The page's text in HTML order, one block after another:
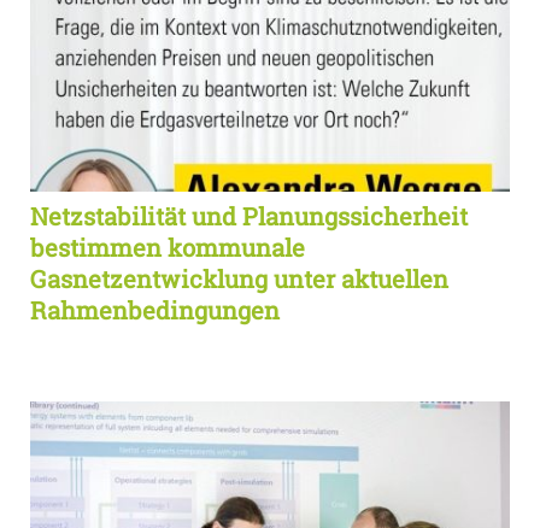
Netzstabilität und Planungssicherheit
bestimmen kommunale
Gasnetzentwicklung unter aktuellen
Rahmenbedingungen